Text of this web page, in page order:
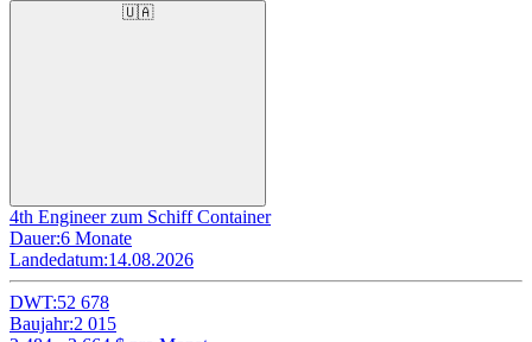
🇺🇦
4th Engineer zum Schiff Container
Dauer:6 Monate
Landedatum:14.08.2026
DWT:52 678
Baujahr:2 015